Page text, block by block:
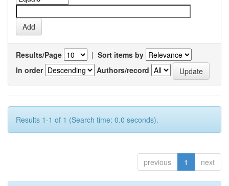
Results/Page | Sort items by
In order
Authors/record
Results 1-1 of 1 (Search time: 0.0 seconds).
previous 1 next